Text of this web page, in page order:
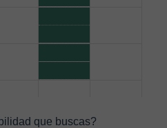
que buscas?